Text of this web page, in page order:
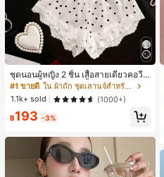
ชุดนอนผู้หญิง 2 ชิ้น เสื้อสายเดี่ยวคอวีลู
กไม้ พร้อมกางเกงขาสั้นแต่งลูกไม้ แต่ง
โบว์ที่เอว ชุดลำลองผู้หญิงนุ่มสบายน่ารั
ก สไตล์เอสเธติก
#1 ขายดี
ใน ผ้าถัก ชุดเลานจ์สำหรับผู้หญิง
1.1k+ sold
(1000+)
฿193 -3%